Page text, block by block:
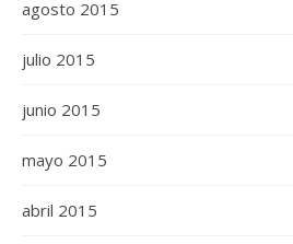
agosto 2015
julio 2015
junio 2015
mayo 2015
abril 2015